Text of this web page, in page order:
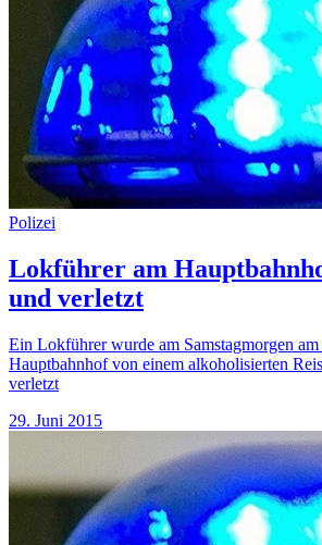
Polizei
Lokführer am
und verletzt
Ein Lokführer wurde am Samstagmorgen
Hauptbahnhof von einem alkoholisierten
verletzt
29. Juni 2015